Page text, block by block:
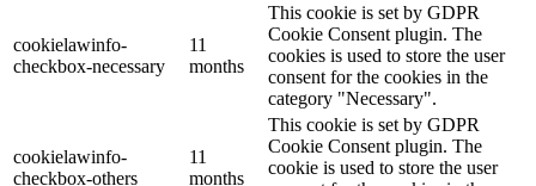
cookielawinfo-
checkbox-necessary
11
months
This cookie is set by GDPR
Cookie Consent plugin. The
cookies is used to store the user
consent for the cookies in the
category "Necessary".
cookielawinfo-
checkbox-others
11
months
This cookie is set by GDPR
Cookie Consent plugin. The
cookie is used to store the user